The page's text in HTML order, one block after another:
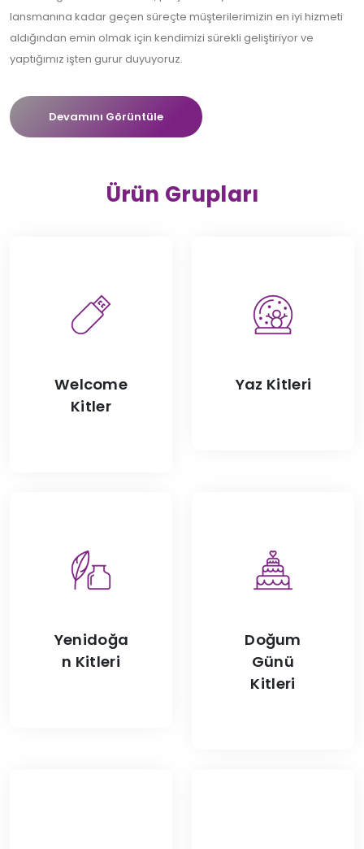
lansmanına kadar geçen süreçte müşterilerimizin en iyi hizmeti
aldığından emin olmak için kendimizi sürekli geliştiriyor ve
yaptığımız işten gurur duyuyoruz.
Devamını Görüntüle
Ürün Grupları
Welcome
Kitler
Yaz Kitleri
Yenidoğa
n Kitleri
Doğum
Günü
Kitleri